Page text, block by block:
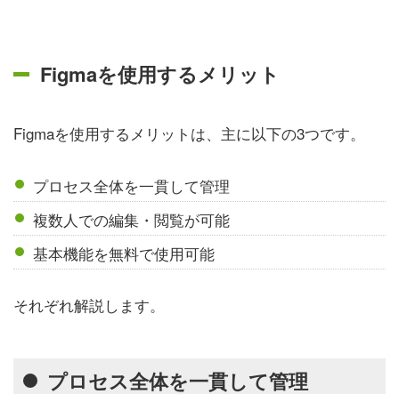
Figmaを使用するメリット
Figmaを使用するメリットは、主に以下の3つです。
プロセス全体を一貫して管理
複数人での編集・閲覧が可能
基本機能を無料で使用可能
それぞれ解説します。
プロセス全体を一貫して管理